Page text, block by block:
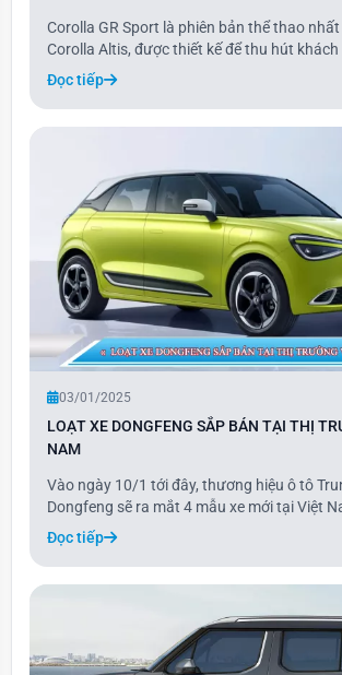
Corolla GR Sport là phiên bản thể thao
Corolla Altis, được thiết kế để thu hút khách
thích cảm giác lái. Với những tinh chỉnh nhẹ
tiến hệ thống treo và hiệu chỉnh ECU, Corolla
không chỉ mang vẻ ngoài th
Đọc tiếp
03/01/2025
LOẠT XE DONGFENG SẮP BÁN TẠI THỊ
NAM
Vào ngày 10/1 tới đây, thương hiệu ô tô
Dongfeng sẽ ra mắt 4 mẫu xe mới tại Việt
Box, E70, Mage và Huge. Là thương hiệu
nhập thị trường ô tô Việt Nam, Dongfeng
dòng xe nhập khẩu hoàn toàn từ Trung
Đọc tiếp